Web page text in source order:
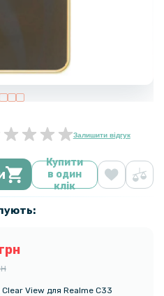
Залишити відгук
Купити
в один
клік
View для Realme C33